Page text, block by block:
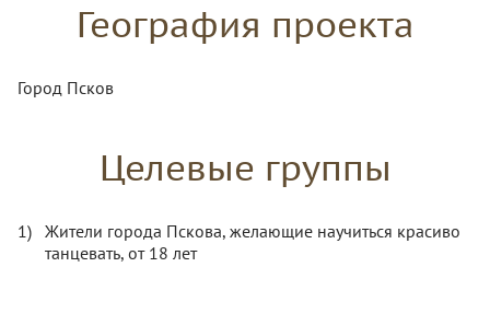
География проекта
Город Псков
Целевые группы
Жители города Пскова, желающие научиться красиво
танцевать, от 18 лет